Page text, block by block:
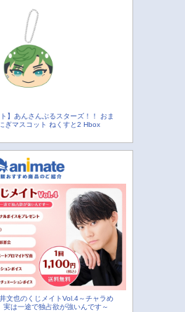
ト】あんさんぶるスターズ！！ おま
ぎマスコット ねくすと2 Hbox
文也のくじメイトVol.4～チャラめ
実は一途で独占欲が強いんです～